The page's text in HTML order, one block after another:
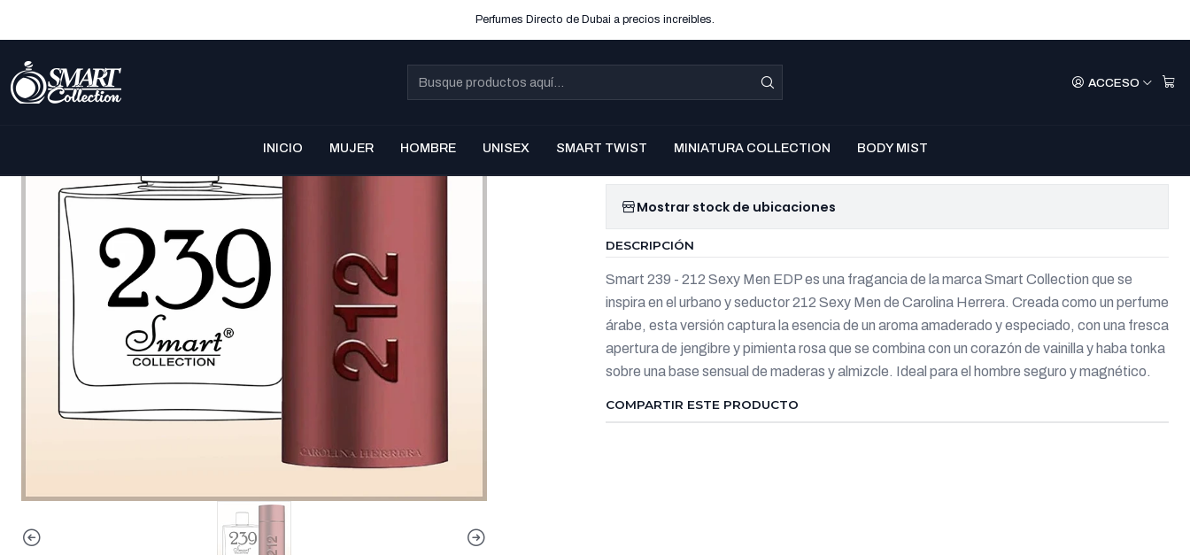
ACCESO
INICIO MUJER HOMBRE UNISEX SMART TWIST MINIATURA COLLECTION BODY MIST
Perfumes Directo de Dubai a precios increibles.
|
Smart 239 - 212 Sexy Men EDP
100ml Hombre
Agregar a la lista de favoritos
Mostrar stock de ubicaciones
DESCRIPCIÓN
Smart 239 - 212 Sexy Men EDP es una fragancia de la marca Smart Collection que se
inspira en el urbano y seductor 212 Sexy Men de Carolina Herrera. Creada como un perfume
árabe, esta versión captura la esencia de un aroma amaderado y especiado, con una fresca
apertura de jengibre y pimienta rosa que se combina con un corazón de vainilla y haba tonka
sobre una base sensual de maderas y almizcle. Ideal para el hombre seguro y magnético.
COMPARTIR ESTE PRODUCTO